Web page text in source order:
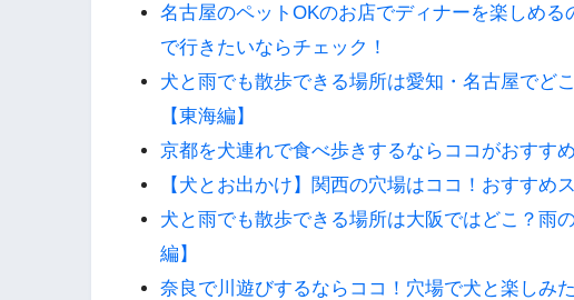
名古屋のペットOKのお店でディナーを楽しめ
で行きたいならチェック！
犬と雨でも散歩できる場所は愛知・名古屋でど
【東海編】
京都を犬連れで食べ歩きするならココがおすす
【犬とお出かけ】関西の穴場はココ！おすすめ
犬と雨でも散歩できる場所は大阪ではどこ？雨
編】
奈良で川遊びするならココ！穴場で犬と楽しみ